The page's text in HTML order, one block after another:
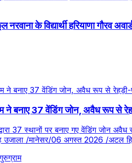
के विद्यार्थी हरियाणा गौरव
ने बनाए 37 वेंडिंग जोन, अवैध रूप से
37 स्थानों पर बनाए गए वेंडिंग जोन
उजाला /मानेसर/06 अगस्त 2026 /अटल